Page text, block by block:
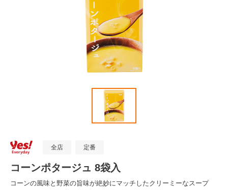
全店 定番
コーンポタージュ 8袋入
コーンの風味と野菜の旨味が絶妙にマッチしたクリーミーなスープ